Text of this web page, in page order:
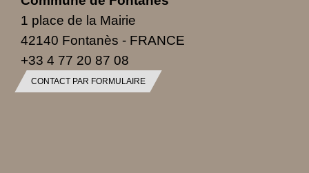
1 place de la Mairie
42140 Fontanès - FRANCE
+33 4 77 20 87 08
CONTACT PAR FORMULAIRE